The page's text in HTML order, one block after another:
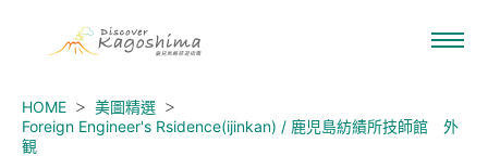
HOME
美圖精選
Foreign Engineer's Rsidence(ijinkan) / 鹿児島紡績所技師館 外
観